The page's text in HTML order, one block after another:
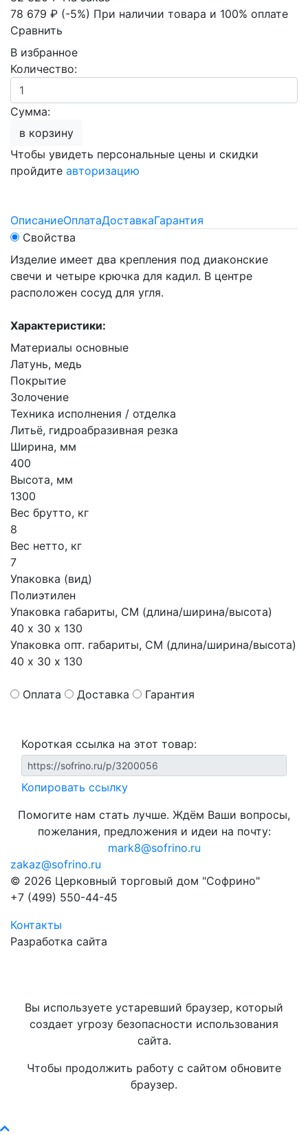
78 679 ₽ (-5%) При наличии товара и 100% оплате
Сравнить
В избранное
Количество:
Сумма:
в корзину
Чтобы увидеть персональные цены и скидки
пройдите авторизацию
ОписаниеОплатаДоставкаГарантия
Свойства
Изделие имеет два крепления под диаконские
свечи и четыре крючка для кадил. В центре
расположен сосуд для угля.
Характеристики:
Материалы основные
Латунь, медь
Покрытие
Золочение
Техника исполнения / отделка
Литьё, гидроабразивная резка
Ширина, мм
400
Высота, мм
1300
Вес брутто, кг
8
Вес нетто, кг
7
Упаковка (вид)
Полиэтилен
Упаковка габариты, СМ (длина/ширина/высота)
40 х 30 х 130
Упаковка опт. габариты, СМ (длина/ширина/высота)
40 х 30 х 130
Оплата Доставка Гарантия
Короткая ссылка на этот товар:
Копировать ссылку
Помогите нам стать лучше. Ждём Ваши вопросы,
пожелания, предложения и идеи на почту:
mark8@sofrino.ru
zakaz@sofrino.ru
© 2026 Церковный торговый дом "Софрино"
+7 (499) 550-44-45
Контакты
Разработка сайта
Вы используете устаревший браузер, который
создает угрозу безопасности использования
сайта.
Чтобы продолжить работу с сайтом обновите
браузер.